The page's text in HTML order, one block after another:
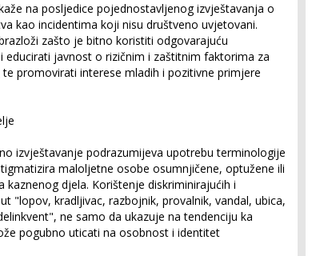
na posljedice pojednostavljenog izvještavanja o
kao incidentima koji nisu društveno uvjetovani.
zašto je bitno koristiti odgovarajuću
javnost o rizičnim i zaštitnim faktorima za
promovirati interese mladih i pozitivne primjere
izvještavanje podrazumijeva upotrebu terminologije
maloljetne osobe osumnjičene, optužene ili
kaznenog djela. Korištenje diskriminirajućih i
"lopov, kradljivac, razbojnik, provalnik, vandal, ubica,
ne samo da ukazuje na tendenciju ka
pogubno uticati na osobnost i identitet